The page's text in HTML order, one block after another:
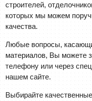
строителей,
которых мы можем
качества.
Любые вопросы,
материалов, Вы можете
телефону или через
нашем сайте.
Выбирайте